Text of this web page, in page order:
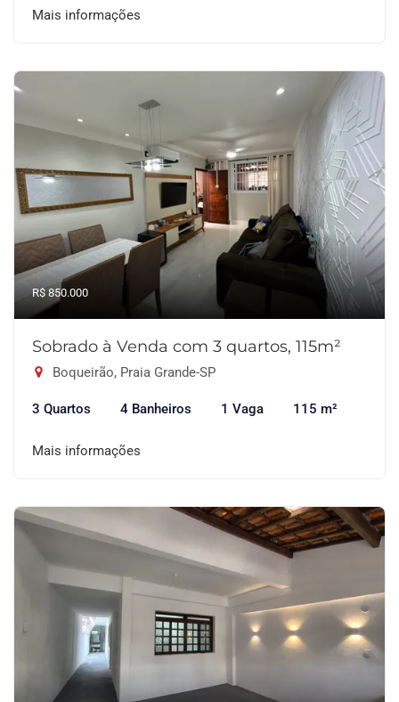
Mais informações
R$ 850.000
Sobrado à Venda com 3 quartos, 115m²
Boqueirão, Praia Grande-SP
3 Quartos 4 Banheiros 1 Vaga 115 m²
Mais informações